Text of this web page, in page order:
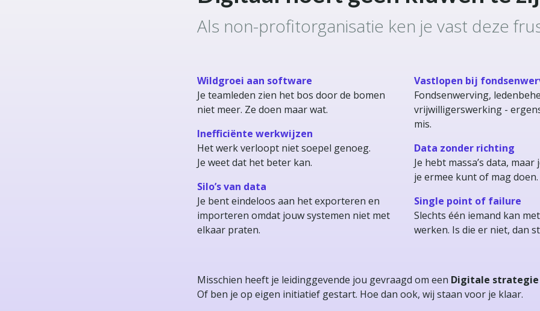
Als non-profitorganisatie ken je vast deze
Wildgroei aan software
Je teamleden zien het bos door de bomen
niet meer. Ze doen maar wat.
Inefficiënte werkwijzen
Het werk verloopt niet soepel genoeg.
Je weet dat het beter kan.
Silo’s van data
Je bent eindeloos aan het exporteren en
importeren omdat jouw systemen niet met
elkaar praten.
Vastlopen bij
Fondsenwerving,
vrijwilligerswerking -
mis.
Data zonder richting
Je hebt massa’s data,
je ermee kunt of mag doen.
Single point of failure
Slechts één iemand kan
werken. Is die er niet, dan
Misschien heeft je leidinggevende jou gevraagd om een Digitale
Of ben je op eigen initiatief gestart. Hoe dan ook, wij staan voor je klaar.